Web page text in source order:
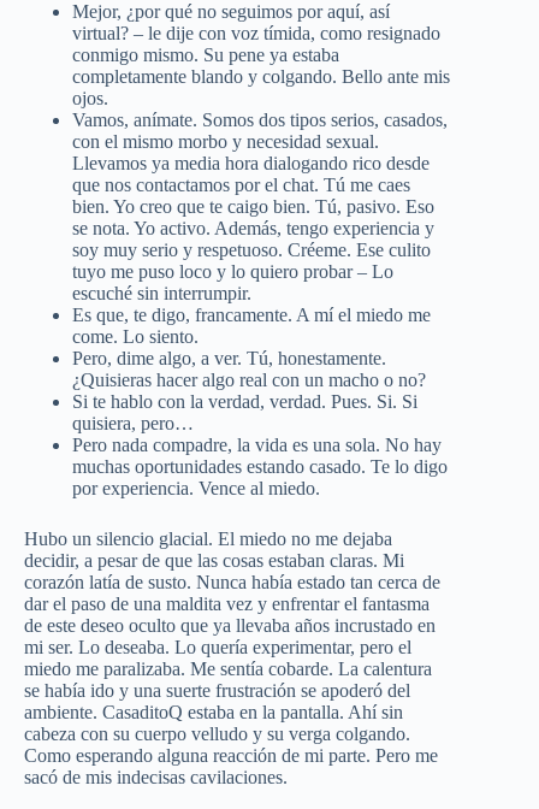
Mejor, ¿por qué no seguimos por aquí, así
virtual? – le dije con voz tímida, como resignado
conmigo mismo. Su pene ya estaba
completamente blando y colgando. Bello ante mis
ojos.
Vamos, anímate. Somos dos tipos serios, casados,
con el mismo morbo y necesidad sexual.
Llevamos ya media hora dialogando rico desde
que nos contactamos por el chat. Tú me caes
bien. Yo creo que te caigo bien. Tú, pasivo. Eso
se nota. Yo activo. Además, tengo experiencia y
soy muy serio y respetuoso. Créeme. Ese culito
tuyo me puso loco y lo quiero probar – Lo
escuché sin interrumpir.
Es que, te digo, francamente. A mí el miedo me
come. Lo siento.
Pero, dime algo, a ver. Tú, honestamente.
¿Quisieras hacer algo real con un macho o no?
Si te hablo con la verdad, verdad. Pues. Si. Si
quisiera, pero…
Pero nada compadre, la vida es una sola. No hay
muchas oportunidades estando casado. Te lo digo
por experiencia. Vence al miedo.
Hubo un silencio glacial. El miedo no me dejaba
decidir, a pesar de que las cosas estaban claras. Mi
corazón latía de susto. Nunca había estado tan cerca de
dar el paso de una maldita vez y enfrentar el fantasma
de este deseo oculto que ya llevaba años incrustado en
mi ser. Lo deseaba. Lo quería experimentar, pero el
miedo me paralizaba. Me sentía cobarde. La calentura
se había ido y una suerte frustración se apoderó del
ambiente. CasaditoQ estaba en la pantalla. Ahí sin
cabeza con su cuerpo velludo y su verga colgando.
Como esperando alguna reacción de mi parte. Pero me
sacó de mis indecisas cavilaciones.